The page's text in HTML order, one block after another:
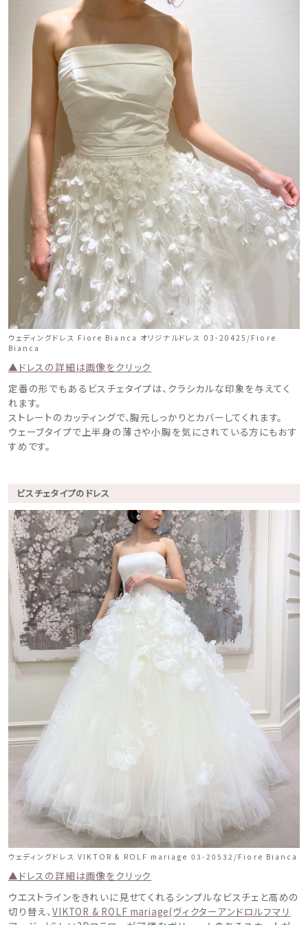
ウェディングドレス Fiore Bianca オリジナルドレス 03-20425/Fiore
Bianca
▲ドレスの詳細は画像をクリック
定番の形でもあるビスチェタイプは、クラシカルな印象を与えてく
れます。
ストレートのカッティングで、胸元しっかりとカバーしてくれます。
ウェーブタイプで上半身の薄さや小胸を気にされている方にもおす
すめです。
ビスチェタイプのドレス
ウェディングドレス VIKTOR & ROLF mariage 03-20532/Fiore Bianca
▲ドレスの詳細は画像をクリック
ウエストラインをきれいに見せてくれるシンプルなビスチェと高めの
切り替え、VIKTOR & ROLF mariage(ヴィクターアンドロルフマリ